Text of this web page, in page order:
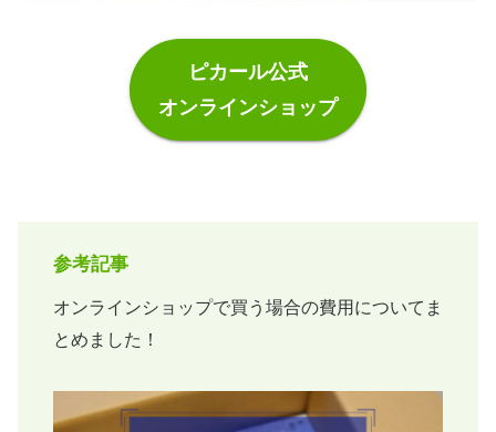
ピカール公式
オンラインショップ
参考記事
オンラインショップで買う場合の費用についてま
とめました！